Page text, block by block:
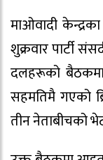
माओवादी
शुक्रवार पार्टी
दलहरूको
सहमतिमै गएको
तीन नेताबीचको